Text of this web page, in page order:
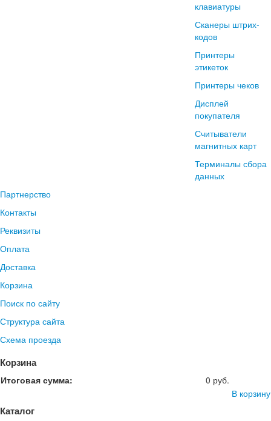
клавиатуры
Сканеры штрих-
кодов
Принтеры
этикеток
Принтеры чеков
Дисплей
покупателя
Считыватели
магнитных карт
Терминалы сбора
данных
Партнерство
Контакты
Реквизиты
Оплата
Доставка
Корзина
Поиск по сайту
Структура сайта
Схема проезда
Корзина
Итоговая сумма:
0 руб.
В корзину
Каталог